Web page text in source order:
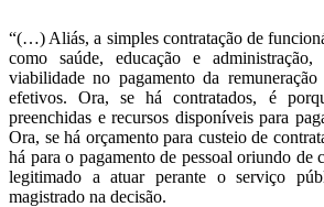
“(…) Aliás, a simples contratação de
como saúde, educação e
viabilidade no pagamento da
efetivos. Ora, se há contratados, é
preenchidas e recursos disponíveis para
Ora, se há orçamento para custeio de
há para o pagamento de pessoal oriundo de
legitimado a atuar perante o serviço
magistrado na decisão.